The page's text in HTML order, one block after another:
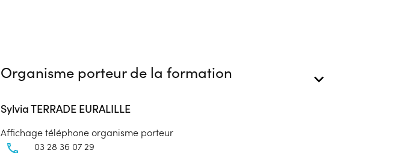
Organisme porteur de la formation
Sylvia TERRADE EURALILLE
Affichage téléphone organisme porteur
03 28 36 07 29